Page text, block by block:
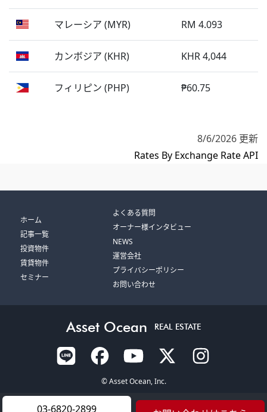
マレーシア (MYR) RM 4.093
カンボジア (KHR) KHR 4,044
フィリピン (PHP) ₱60.75
8/6/2026 更新
Rates By Exchange Rate API
ホーム
記事一覧
投資物件
賃貸物件
セミナー
よくある質問
オーナー様インタビュー
NEWS
運営会社
プライバシーポリシー
お問い合わせ
Asset Ocean REAL ESTATE
© Asset Ocean, Inc.
03-6820-2899